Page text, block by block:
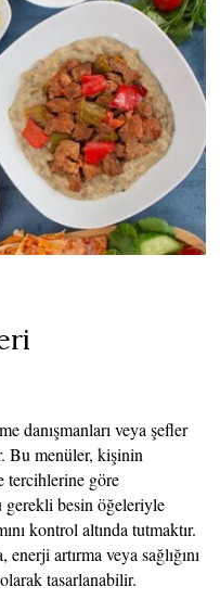
danışmanları veya şefler
Bu menüler, kişinin
tercihlerine göre
besin öğeleriyle
kontrol altında tutmaktır.
artırma veya sağlığını
tasarlanabilir.